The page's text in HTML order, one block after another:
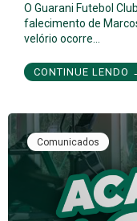
O Guarani Futebol
falecimento de
velório ocorre…
CONTINUE LENDO
Comunicados